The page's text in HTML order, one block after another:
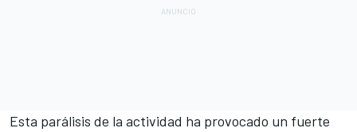
Esta parálisis de la actividad ha provocado un fuerte